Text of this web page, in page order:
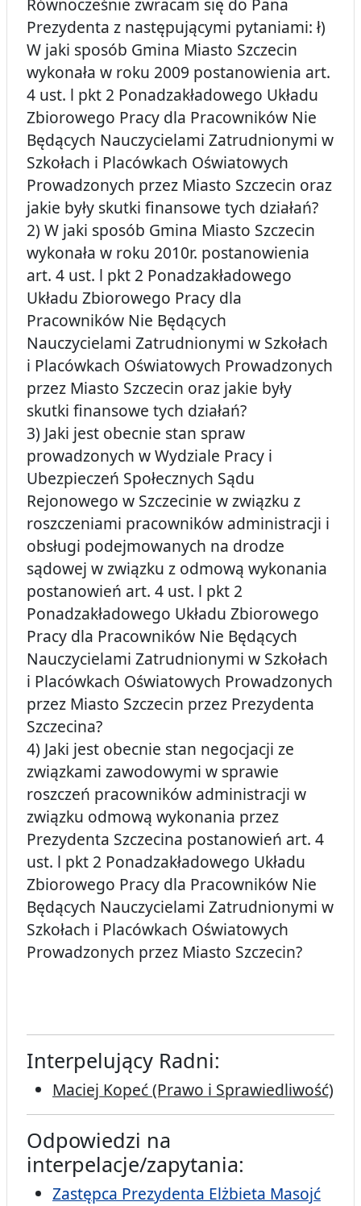
Równocześnie zwracam się do Pana
Prezydenta z następującymi pytaniami: ł)
W jaki sposób Gmina Miasto Szczecin
wykonała w roku 2009 postanowienia art.
4 ust. l pkt 2 Ponadzakładowego Układu
Zbiorowego Pracy dla Pracowników Nie
Będących Nauczycielami Zatrudnionymi w
Szkołach i Placówkach Oświatowych
Prowadzonych przez Miasto Szczecin oraz
jakie były skutki finansowe tych działań?
2) W jaki sposób Gmina Miasto Szczecin
wykonała w roku 2010r. postanowienia
art. 4 ust. l pkt 2 Ponadzakładowego
Układu Zbiorowego Pracy dla
Pracowników Nie Będących
Nauczycielami Zatrudnionymi w Szkołach
i Placówkach Oświatowych Prowadzonych
przez Miasto Szczecin oraz jakie były
skutki finansowe tych działań?
3) Jaki jest obecnie stan spraw
prowadzonych w Wydziale Pracy i
Ubezpieczeń Społecznych Sądu
Rejonowego w Szczecinie w związku z
roszczeniami pracowników administracji i
obsługi podejmowanych na drodze
sądowej w związku z odmową wykonania
postanowień art. 4 ust. l pkt 2
Ponadzakładowego Układu Zbiorowego
Pracy dla Pracowników Nie Będących
Nauczycielami Zatrudnionymi w Szkołach
i Placówkach Oświatowych Prowadzonych
przez Miasto Szczecin przez Prezydenta
Szczecina?
4) Jaki jest obecnie stan negocjacji ze
związkami zawodowymi w sprawie
roszczeń pracowników administracji w
związku odmową wykonania przez
Prezydenta Szczecina postanowień art. 4
ust. l pkt 2 Ponadzakładowego Układu
Zbiorowego Pracy dla Pracowników Nie
Będących Nauczycielami Zatrudnionymi w
Szkołach i Placówkach Oświatowych
Prowadzonych przez Miasto Szczecin?
Interpelujący Radni:
Maciej Kopeć (Prawo i Sprawiedliwość)
Odpowiedzi na
interpelacje/zapytania:
Zastępca Prezydenta Elżbieta Masojć